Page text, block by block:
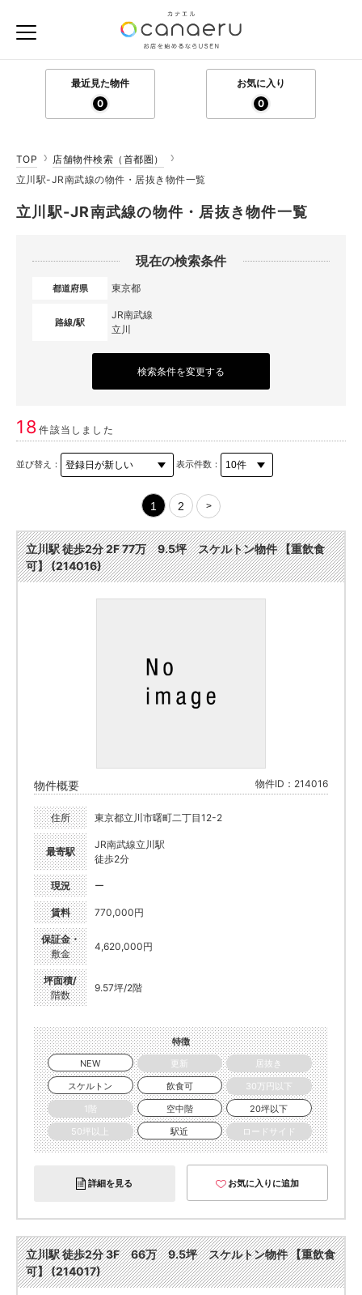
最近見た物件
0
お気に入り
0
TOP
店舗物件検索（首都圏）
立川駅-JR南武線の物件・居抜き物件一覧
立川駅-JR南武線の物件・居抜き物件一覧
現在の検索条件
都道府県 東京都
路線/駅
JR南武線
立川
検索条件を変更する
18件該当しました
並び替え： 表示件数：
1 2 >
立川駅 徒歩2分 2F 77万 9.5坪 スケルトン物件 【重飲食
可】 (214016)
物件概要 物件ID：214016
住所 東京都立川市曙町二丁目12-2
最寄駅
JR南武線立川駅
徒歩2分
現況 ー
賃料 770,000円
保証金・
敷金
4,620,000円
坪面積/
階数
9.57坪/2階
特徴
NEW
更新
居抜き
スケルトン
飲食可
30万円以下
1階
空中階
20坪以下
50坪以上
駅近 ロードサイド
詳細を見る お気に入りに追加
立川駅 徒歩2分 3F 66万 9.5坪 スケルトン物件 【重飲食
可】 (214017)